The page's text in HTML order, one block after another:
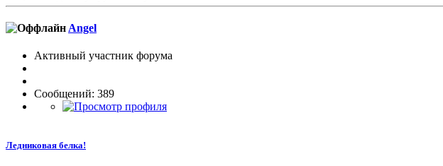
Angel
Активный участник форума
Сообщений: 389
Ледниковая белка!